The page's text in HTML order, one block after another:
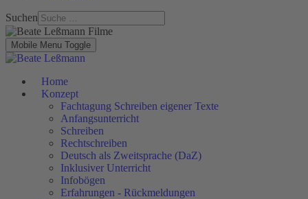
Suchen
Mobile Menu Toggle
Home
Konzept
Fachtagung Schreiben eigener Texte
Anfangsunterricht
Schreiben
Rechtschreiben
Deutsch als Zweitsprache (DaZ)
Inklusiver Unterricht
Infobögen
Erfahrungen - Rückmeldungen